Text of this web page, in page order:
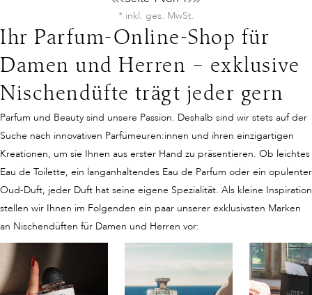
* inkl. ges. MwSt.
Ihr Parfum-Online-Shop für
Damen und Herren – exklusive
Nischendüfte trägt jeder gern
Parfum und Beauty sind unsere Passion. Deshalb sind wir stets auf der
Suche nach innovativen Parfümeuren:innen und ihren einzigartigen
Kreationen, um sie Ihnen aus erster Hand zu präsentieren. Ob leichtes
Eau de Toilette, ein langanhaltendes Eau de Parfum oder ein opulenter
Oud-Duft, jeder Duft hat seine eigene Spezialität. Als kleine Inspiration
stellen wir Ihnen im Folgenden ein paar unserer exklusivsten Marken
an Nischendüften für Damen und Herren vor: